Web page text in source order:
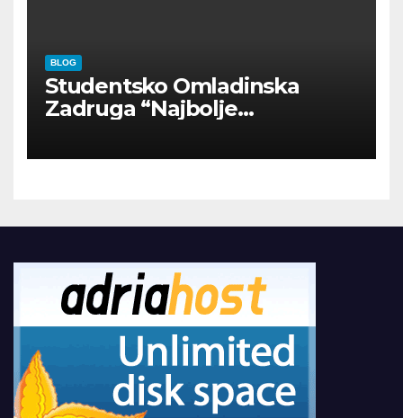
BLOG
Studentsko Omladinska
Zadruga “Najbolje